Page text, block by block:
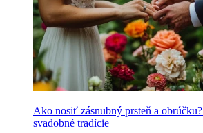
Ako nosiť zásnubný prsteň a
svadobné tradície